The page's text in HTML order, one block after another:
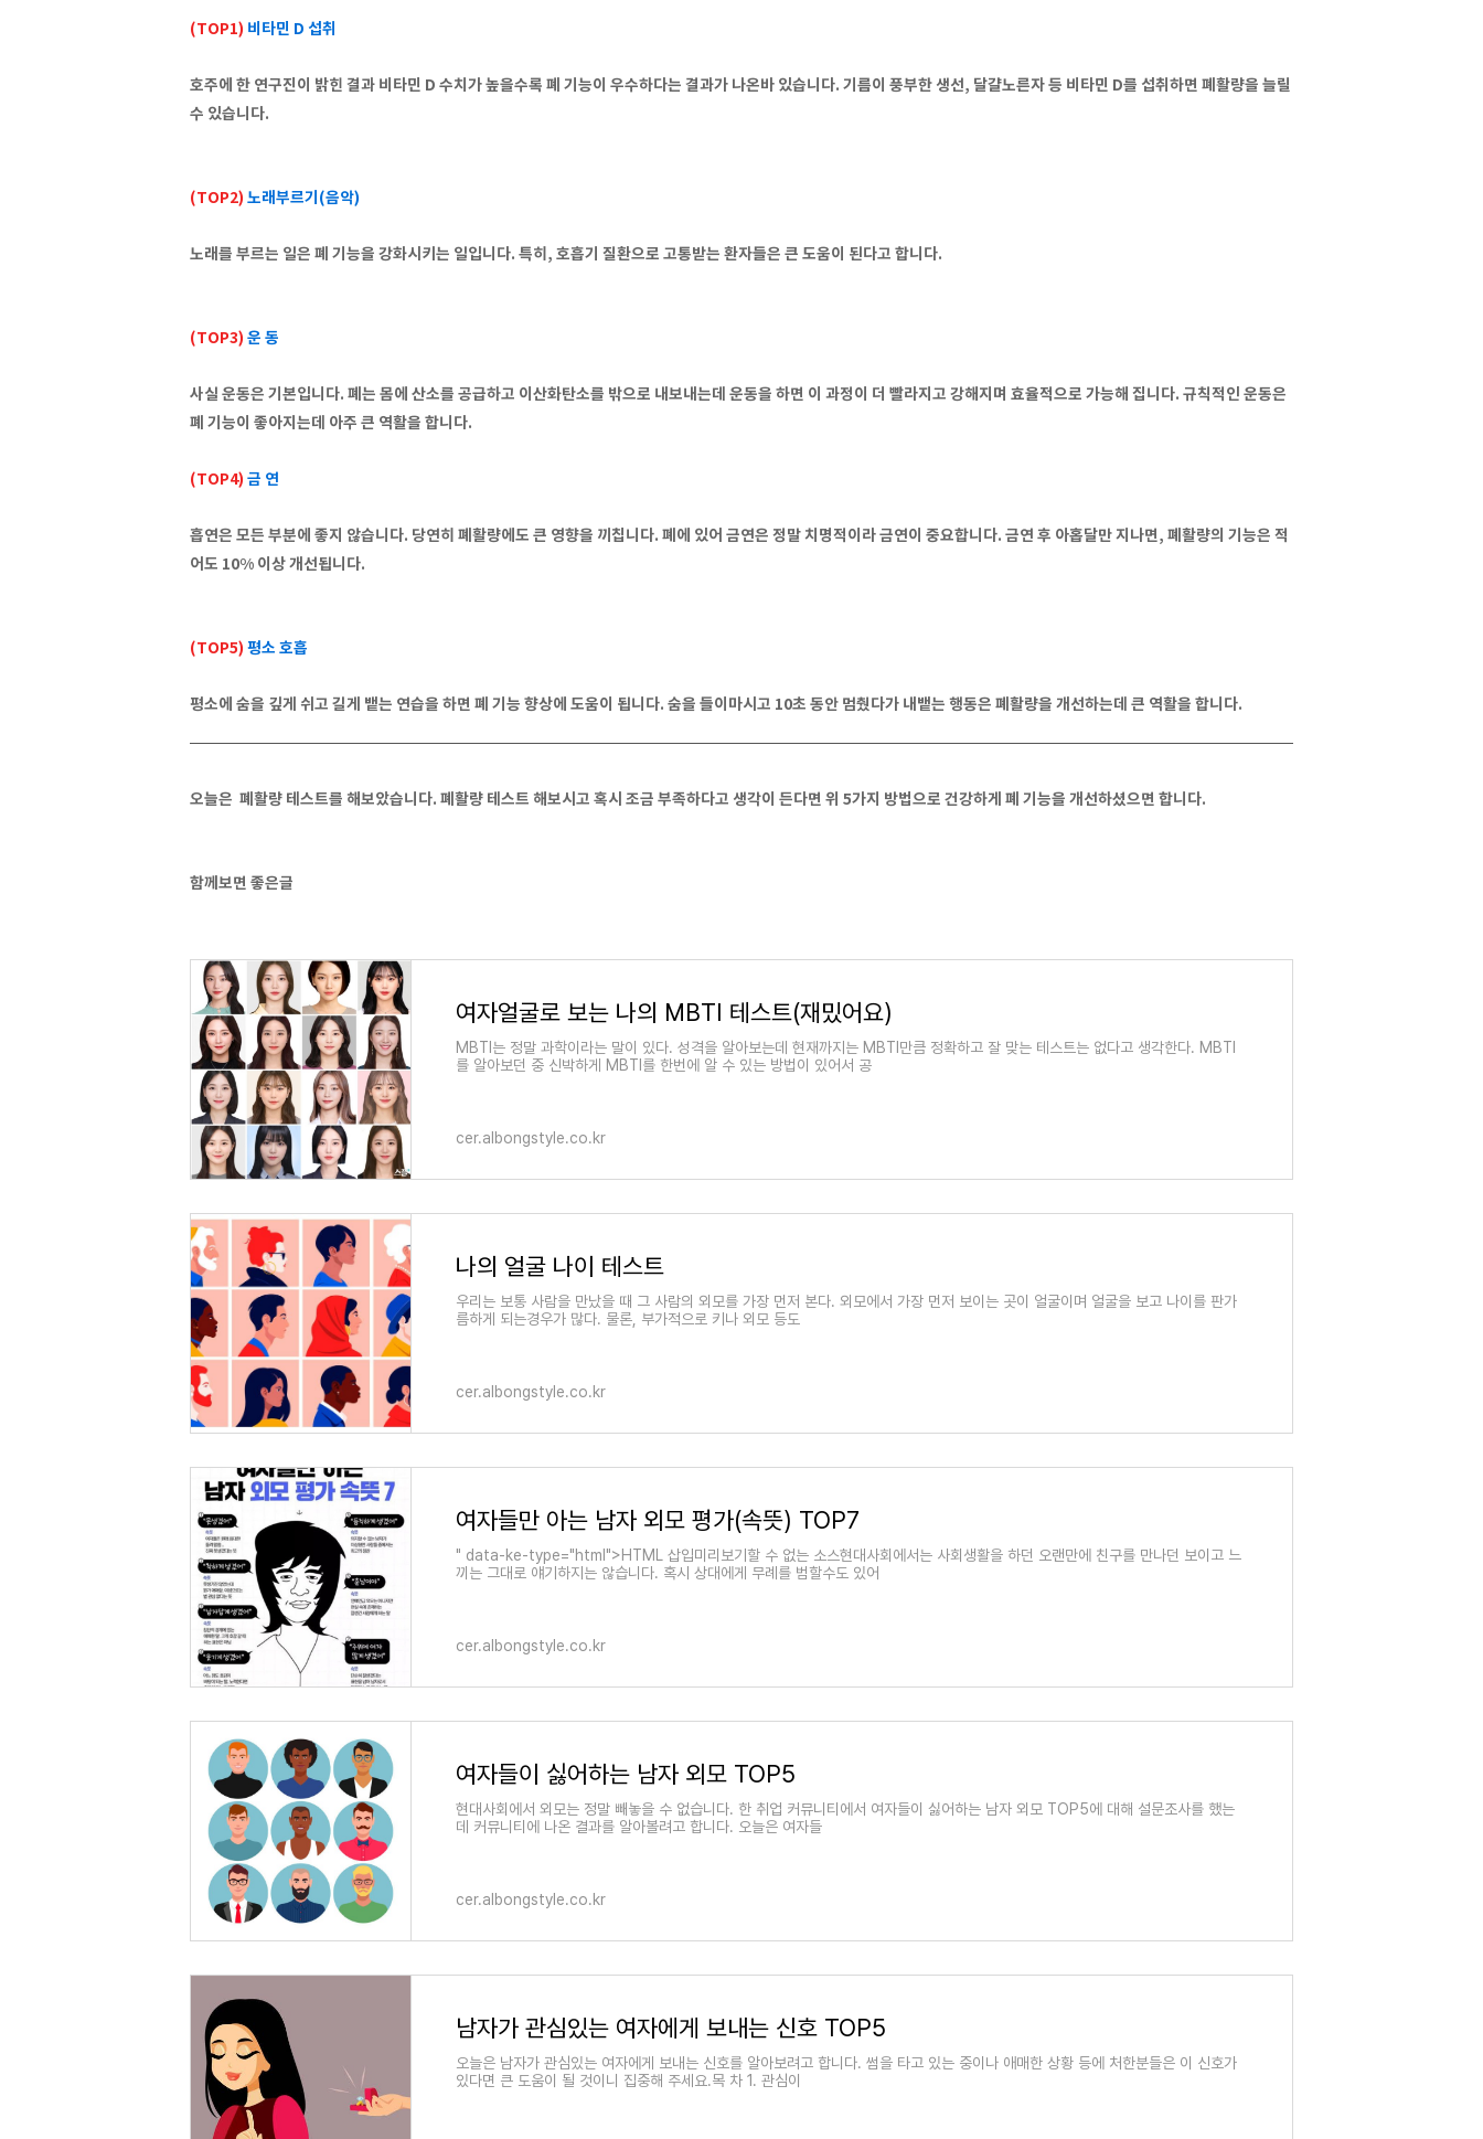
(TOP1) 비타민 D 섭취
호주에 한 연구진이 밝힌 결과 비타민 D 수치가 높을수록 폐 기능이 우수하다는 결과가 나온바 있습니다. 기름이 풍부한 생선, 달걀노른자 등 비타민 D를 섭취하면 폐활량을 늘릴
수 있습니다.
(TOP2) 노래부르기(음악)
노래를 부르는 일은 폐 기능을 강화시키는 일입니다. 특히, 호흡기 질환으로 고통받는 환자들은 큰 도움이 된다고 합니다.
(TOP3) 운 동
사실 운동은 기본입니다. 폐는 몸에 산소를 공급하고 이산화탄소를 밖으로 내보내는데 운동을 하면 이 과정이 더 빨라지고 강해지며 효율적으로 가능해 집니다. 규칙적인 운동은
폐 기능이 좋아지는데 아주 큰 역활을 합니다.
(TOP4) 금 연
흡연은 모든 부분에 좋지 않습니다. 당연히 폐활량에도 큰 영향을 끼칩니다. 폐에 있어 금연은 정말 치명적이라 금연이 중요합니다. 금연 후 아홉달만 지나면, 폐활량의 기능은 적
어도 10% 이상 개선됩니다.
(TOP5) 평소 호흡
평소에 숨을 깊게 쉬고 길게 뱉는 연습을 하면 폐 기능 향상에 도움이 됩니다. 숨을 들이마시고 10초 동안 멈췄다가 내뱉는 행동은 폐활량을 개선하는데 큰 역활을 합니다.
오늘은 폐활량 테스트를 해보았습니다. 폐활량 테스트 해보시고 혹시 조금 부족하다고 생각이 든다면 위 5가지 방법으로 건강하게 폐 기능을 개선하셨으면 합니다.
함께보면 좋은글
여자얼굴로 보는 나의 MBTI 테스트(재밌어요)
MBTI는 정말 과학이라는 말이 있다. 성격을 알아보는데 현재까지는 MBTI만큼 정확하고 잘 맞는 테스트는 없다고 생각한다. MBTI
를 알아보던 중 신박하게 MBTI를 한번에 알 수 있는 방법이 있어서 공
cer.albongstyle.co.kr
나의 얼굴 나이 테스트
우리는 보통 사람을 만났을 때 그 사람의 외모를 가장 먼저 본다. 외모에서 가장 먼저 보이는 곳이 얼굴이며 얼굴을 보고 나이를 판가
름하게 되는경우가 많다. 물론, 부가적으로 키나 외모 등도
cer.albongstyle.co.kr
여자들만 아는 남자 외모 평가(속뜻) TOP7
" data-ke-type="html">HTML 삽입미리보기할 수 없는 소스현대사회에서는 사회생활을 하던 오랜만에 친구를 만나던 보이고 느
끼는 그대로 얘기하지는 않습니다. 혹시 상대에게 무례를 범할수도 있어
cer.albongstyle.co.kr
여자들이 싫어하는 남자 외모 TOP5
현대사회에서 외모는 정말 빼놓을 수 없습니다. 한 취업 커뮤니티에서 여자들이 싫어하는 남자 외모 TOP5에 대해 설문조사를 했는
데 커뮤니티에 나온 결과를 알아볼려고 합니다. 오늘은 여자들
cer.albongstyle.co.kr
남자가 관심있는 여자에게 보내는 신호 TOP5
오늘은 남자가 관심있는 여자에게 보내는 신호를 알아보려고 합니다. 썸을 타고 있는 중이나 애매한 상황 등에 처한분들은 이 신호가
있다면 큰 도움이 될 것이니 집중해 주세요.목 차 1. 관심이